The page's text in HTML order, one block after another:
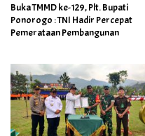
Buka TMMD ke-129, Plt. Bupati
Ponorogo : TNI Hadir Percepat
Pemerataan Pembangunan